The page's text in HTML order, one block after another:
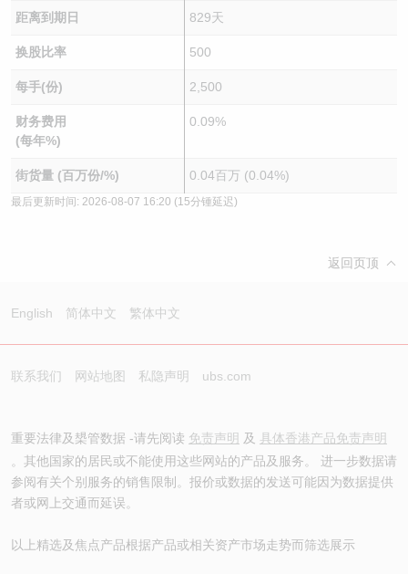
距离到期日 829天
换股比率 500
每手(份) 2,500
财务费用
(每年%)
0.09%
街货量 (百万份/%) 0.04百万 (0.04%)
最后更新时间: 2026-08-07 16:20 (15分锺延迟)
返回页顶
English 简体中文 繁体中文
联系我们 网站地图 私隐声明 ubs.com
重要法律及槼管数据 -请先阅读 免责声明 及 具体香港产品免责声明
。其他国家的居民或不能使用这些网站的产品及服务。 进一步数据请
参阅有关个别服务的销售限制。报价或数据的发送可能因为数据提供
者或网上交通而延误。
以上精选及焦点产品根据产品或相关资产市场走势而筛选展示